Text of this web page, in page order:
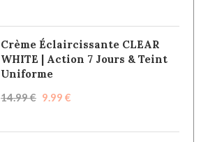
Crème Éclaircissante CLEAR
WHITE | Action 7 Jours & Teint
Uniforme
14.99€ 9.99 €